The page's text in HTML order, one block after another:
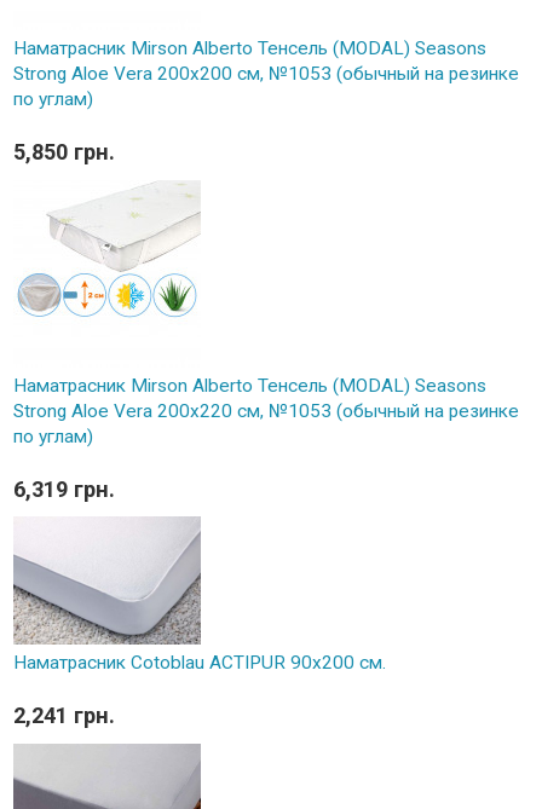
Наматрасник Mirson Alberto Тенсель (MODAL) Seasons
Strong Aloe Vera 200x200 см, №1053 (обычный на резинке
по углам)
5,850 грн.
Наматрасник Mirson Alberto Тенсель (MODAL) Seasons
Strong Aloe Vera 200x220 см, №1053 (обычный на резинке
по углам)
6,319 грн.
Наматрасник Cotoblau ACTIPUR 90х200 см.
2,241 грн.